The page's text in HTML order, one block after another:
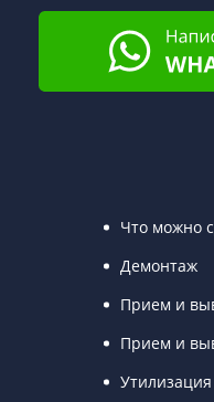
Что можно
Демонтаж
Прием и
Прием и